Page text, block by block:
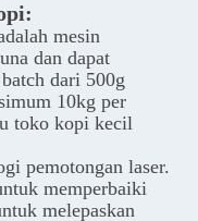
mesin
dan dapat
dari 500g
10kg per
toko kopi kecil
pemotongan laser.
memperbaiki
melepaskan